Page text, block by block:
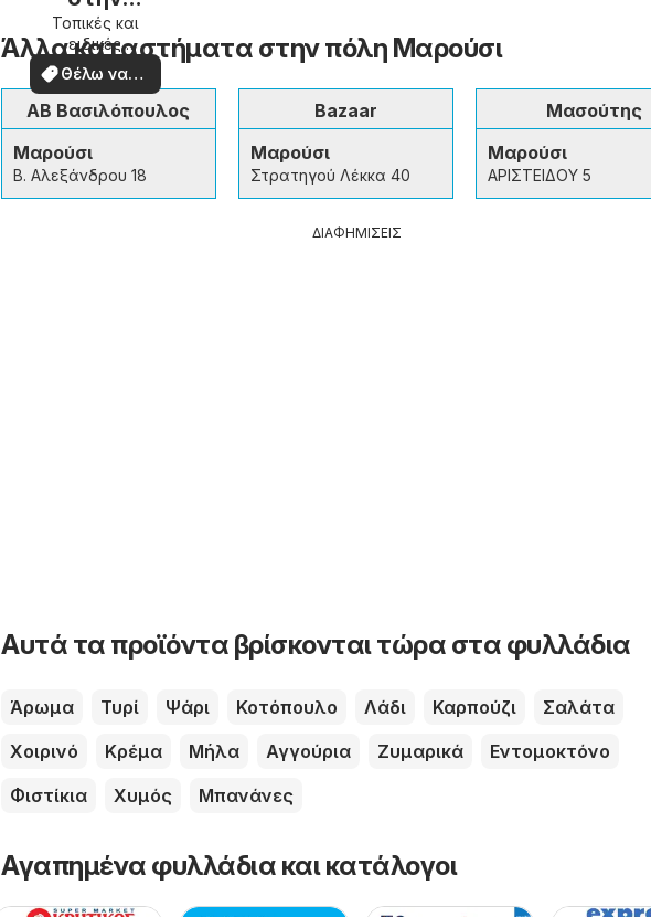
περιοχή
σας
Τοπικές και
ειδικές
προσφορές
Θέλω να
δω
Άλλα καταστήματα στην πόλη Μαρούσι
ΑΒ Βασιλόπουλος
Μαρούσι
Β. Αλεξάνδρου 18
Bazaar
Μαρούσι
Στρατηγού Λέκκα 40
Μασούτης
Μαρούσι
ΑΡΙΣΤΕΙΔΟΥ 5
ΔΙΑΦΗΜΙΣΕΙΣ
Αυτά τα προϊόντα βρίσκονται τώρα στα φυλλάδια
Άρωμα Τυρί Ψάρι Κοτόπουλο Λάδι Καρπούζι
Σαλάτα
Χοιρινό
Κρέμα Μήλα Αγγούρια Ζυμαρικά
Εντομοκτόνο
Φιστίκια
Χυμός Μπανάνες
Αγαπημένα φυλλάδια και κατάλογοι